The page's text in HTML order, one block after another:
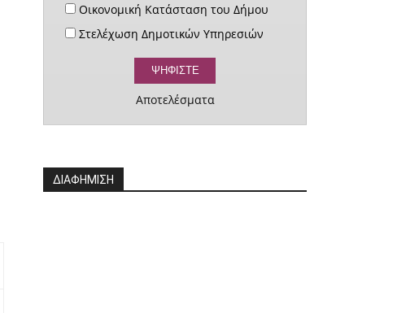
Οικονομική Κατάσταση του Δήμου
Στελέχωση Δημοτικών Υπηρεσιών
Αποτελέσματα
ΔΙΑΦΗΜΙΣΗ